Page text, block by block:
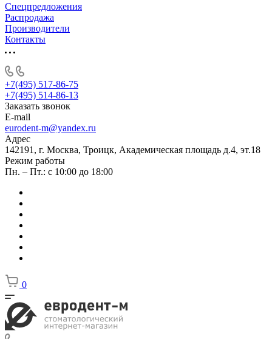
Спецпредложения
Распродажа
Производители
Контакты
+7(495) 517-86-75
+7(495) 514-86-13
Заказать звонок
E-mail
eurodent-m@yandex.ru
Адрес
142191, г. Москва, Троицк, Академическая площадь д.4, эт.18
Режим работы
Пн. – Пт.: с 10:00 до 18:00
0